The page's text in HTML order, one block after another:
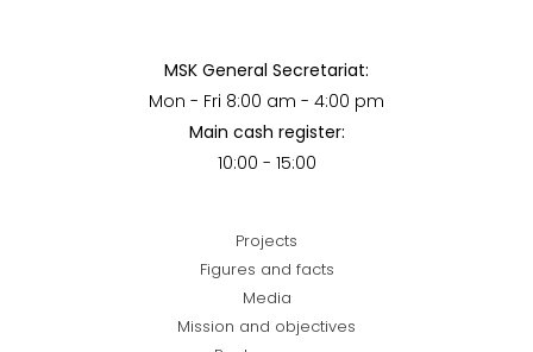
MSK General Secretariat:
Mon - Fri 8:00 am - 4:00 pm
Main cash register:
10:00 - 15:00
Projects
Figures and facts
Media
Mission and objectives